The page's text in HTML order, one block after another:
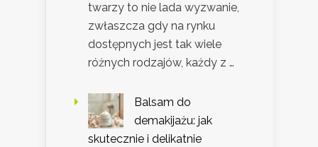
twarzy to nie lada wyzwanie,
zwłaszcza gdy na rynku
dostępnych jest tak wiele
różnych rodzajów, każdy z …
Balsam do
demakijażu: jak
skutecznie i delikatnie